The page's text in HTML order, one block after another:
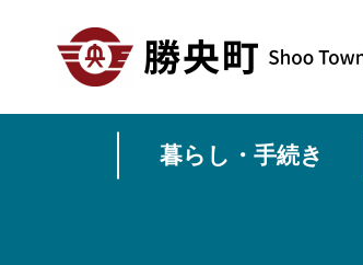
先
暮らし・手続き